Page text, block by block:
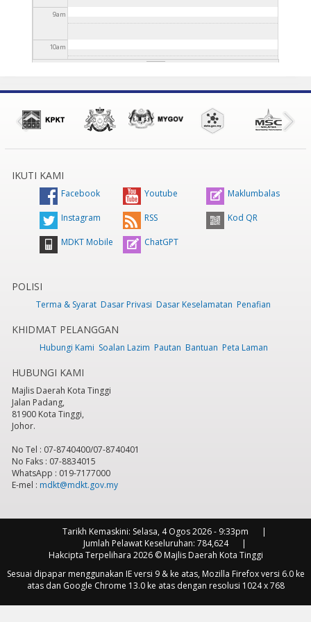
9am
10am
2pm
3pm
pm
6pm
8 pm
9 pm
11pm
IKUTI KAMI
Facebook Youtube Maklumbalas
Instagram RSS Kod QR
MDKT Mobile ChatGPT
POLISI
Terma & Syarat Dasar Privasi Dasar Keselamatan Penafian
KHIDMAT PELANGGAN
Hubungi Kami Soalan Lazim Pautan Bantuan Peta Laman
HUBUNGI KAMI
Majlis Daerah Kota Tinggi
Jalan Padang,
81900 Kota Tinggi,
Johor.
No Tel : 07-8740400/07-8740401
No Faks : 07-8834015
WhatsApp : 019-7177000
E-mel : mdkt@mdkt.gov.my
Tarikh Kemaskini: Selasa, 4 Ogos 2026 - 9:33pm
Jumlah Pelawat Keseluruhan: 784,624
Hakcipta Terpelihara 2026 © Majlis Daerah Kota Tinggi
Sesuai dipapar menggunakan IE versi 9 & ke atas, Mozilla Firefox versi 6.0 ke
atas dan Google Chrome 13.0 ke atas dengan resolusi 1024 x 768